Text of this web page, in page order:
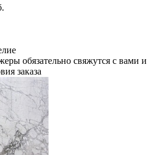
обязательно свяжутся с вами и
заказа